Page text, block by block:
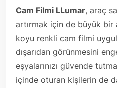
Cam Filmi LLumar, araç
artırmak için de büyük bir
koyu renkli cam filmi
dışarıdan görünmesini
eşyalarınızı güvende
içinde oturan kişilerin de